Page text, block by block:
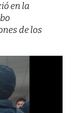
en la
de los